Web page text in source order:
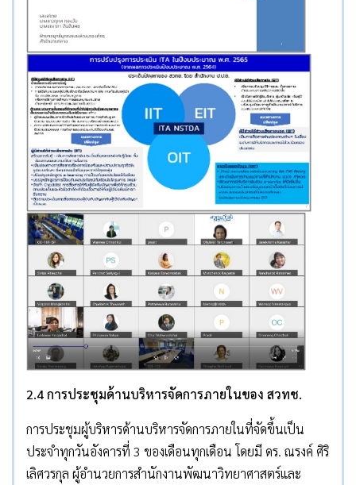
2.4 การประชุมด้านบริหารจัดการภายในของ สวทช.
การประชุมผู้บริหารด้านบริหารจัดการภายในที่จัดขึ้นเป็น
ประจำทุกวันอังคารที่ 3 ของเดือนทุกเดือน โดยมี ดร. ณรงค์ ศิริ
เลิศวรกุล ผู้อำนวยการสำนักงานพัฒนาวิทยาศาสตร์และ